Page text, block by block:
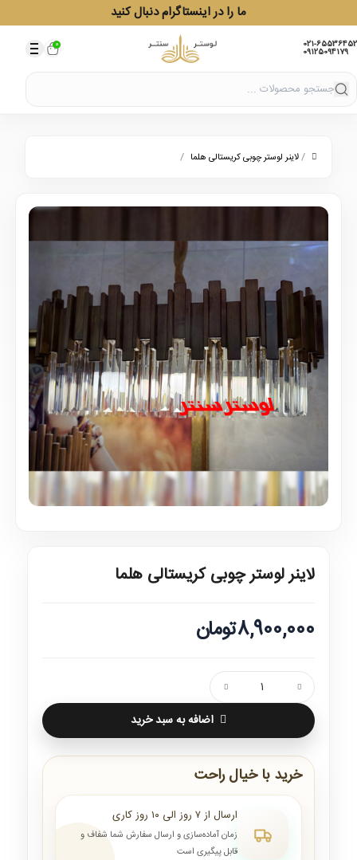
ما را در اینستاگرام دنبال کنید
021-65536452
09125094179
0
/لاینر لوستر چوبی کریستالی هلما /
لاینر لوستر چوبی کریستالی هلما
8,900,000تومان
اضافه به سبد خرید
خرید با خیال راحت
ارسال از ۷ روز الی ۱۰ روز کاری
زمان آماده‌سازی و ارسال سفارش شما شفاف و
قابل پیگیری است